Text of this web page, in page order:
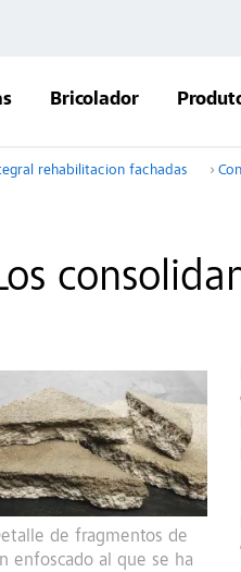
Bricolador
rehabilitacion fachadas
de fragmentos de
enfoscado al que se ha